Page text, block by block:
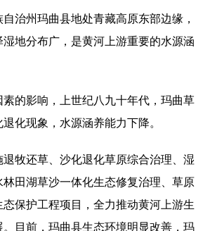
天津 河北 山西
吉林 上海
安徽 福建 江西
河南 湖北 湖南
海南 重庆
州玛曲县地处青藏高原东部边缘，
地分布广，是黄河上游重要的水源涵
的影响，上世纪八九十年代，玛曲草
化现象，水源涵养能力下降。
牧还草、沙化退化草原综合治理、湿
田湖草沙一体化生态修复治理、草原
保护工程项目，全力推动黄河上游生
目前，玛曲县生态环境明显改善，玛